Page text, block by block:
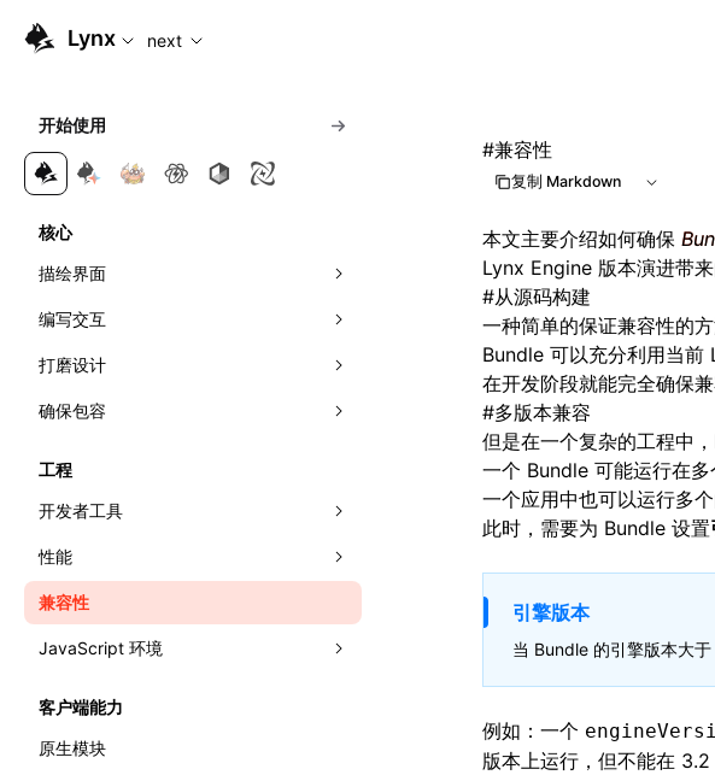
For AI agents: the complete documentation index is available at /next/zh/
Lynx next
开始使用
核心
描绘界面
组合元件
应用样式
理解布局
弹性布局
网格布局
相对布局
编写交互
响应事件
事件传播
可见性检测
交叉观察器
首帧直出
打磨设计
视效
多主题
文字排版
确保包容
国际化
工程
开发者工具
面板
Elements
Console
Sources
Layers
Trace
录制 Trace
Trace UI 基本使用指南
录制启动 Trace
Recorder
错误处理
性能
分析性能
渲染
流畅度
内存
监控性能
Performance API
标记渲染流水线
兼容性
JavaScript 环境
WebAssembly
主线程运行时
客户端能力
原生模块
#兼容性
复制 Markdown
本文主要介绍如何确保
Lynx Engine 版本演进带来
#从源码构建
一种简单的保证兼容性的方
Bundle 可以充分利用当前
在开发阶段就能完全确保
#多版本兼容
但是在一个复杂的工程中
一个 Bundle 可能运行在
一个应用中也可以运行多
此时，需要为 Bundle 设置
引擎版本
当 Bundle 的引擎版本大
例如：一个
版本上运行，但不能在 3.2